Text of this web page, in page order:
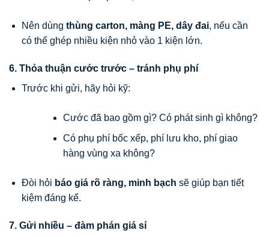
Nên dùng thùng carton, màng PE, dây đai, nếu cần
có thể ghép nhiều kiện nhỏ vào 1 kiện lớn.
6. Thỏa thuận cước trước – tránh phụ phí
Trước khi gửi, hãy hỏi kỹ:
Cước đã bao gồm gì? Có phát sinh gì không?
Có phụ phí bốc xếp, phí lưu kho, phí giao
hàng vùng xa không?
Đòi hỏi báo giá rõ ràng, minh bạch sẽ giúp bạn tiết
kiệm đáng kể.
7. Gửi nhiều – đàm phán giá sỉ